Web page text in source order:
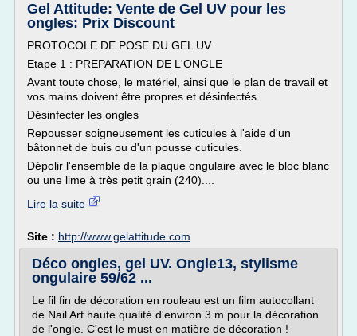
Gel Attitude: Vente de Gel UV pour les
ongles: Prix Discount
PROTOCOLE DE POSE DU GEL UV
Etape 1 : PREPARATION DE L'ONGLE
Avant toute chose, le matériel, ainsi que le plan de travail et
vos mains doivent être propres et désinfectés.
Désinfecter les ongles
Repousser soigneusement les cuticules à l'aide d'un
bâtonnet de buis ou d'un pousse cuticules.
Dépolir l'ensemble de la plaque ongulaire avec le bloc blanc
ou une lime à très petit grain (240)....
Lire la suite
Site : http://www.gelattitude.com
Déco ongles, gel UV. Ongle13, stylisme
ongulaire 59/62 ...
Le fil fin de décoration en rouleau est un film autocollant
de Nail Art haute qualité d'environ 3 m pour la décoration
de l'ongle. C'est le must en matière de décoration !